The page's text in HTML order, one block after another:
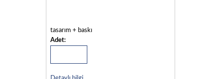
tasarım + baskı
Adet: